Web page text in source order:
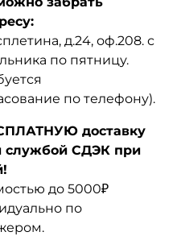
д.24, оф.208. с
по пятницу.
по телефону).
доставку
службой СДЭК при
до 5000₽
по